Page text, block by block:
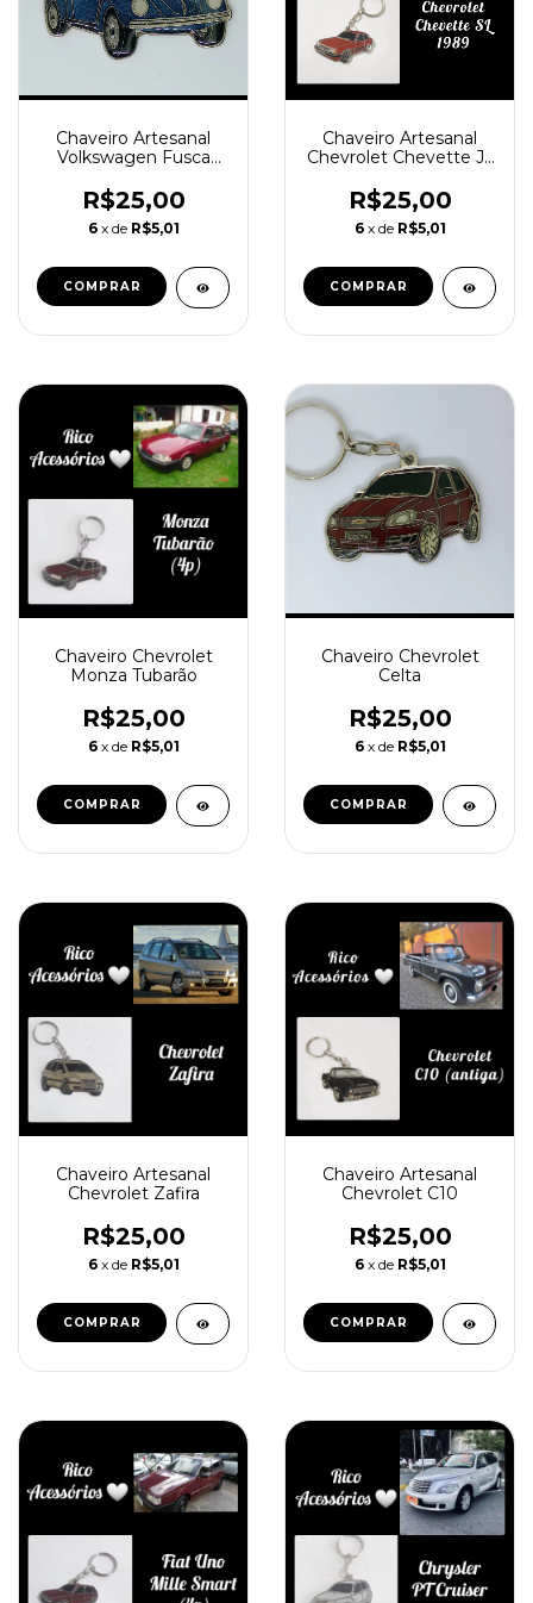
Chaveiro Artesanal
Volkswagen Fusca
R$25,00
6 x de R$5,01
COMPRAR
Chaveiro Artesanal
Chevrolet Chevette Jr.
R$25,00
6 x de R$5,01
Chaveiro Chevrolet
Monza Tubarão
R$25,00
6 x de R$5,01
Chaveiro Chevrolet
Celta
R$25,00
6 x de R$5,01
Chaveiro Artesanal
Chevrolet Zafira
R$25,00
6 x de R$5,01
Chaveiro Artesanal
Chevrolet C10
R$25,00
6 x de R$5,01